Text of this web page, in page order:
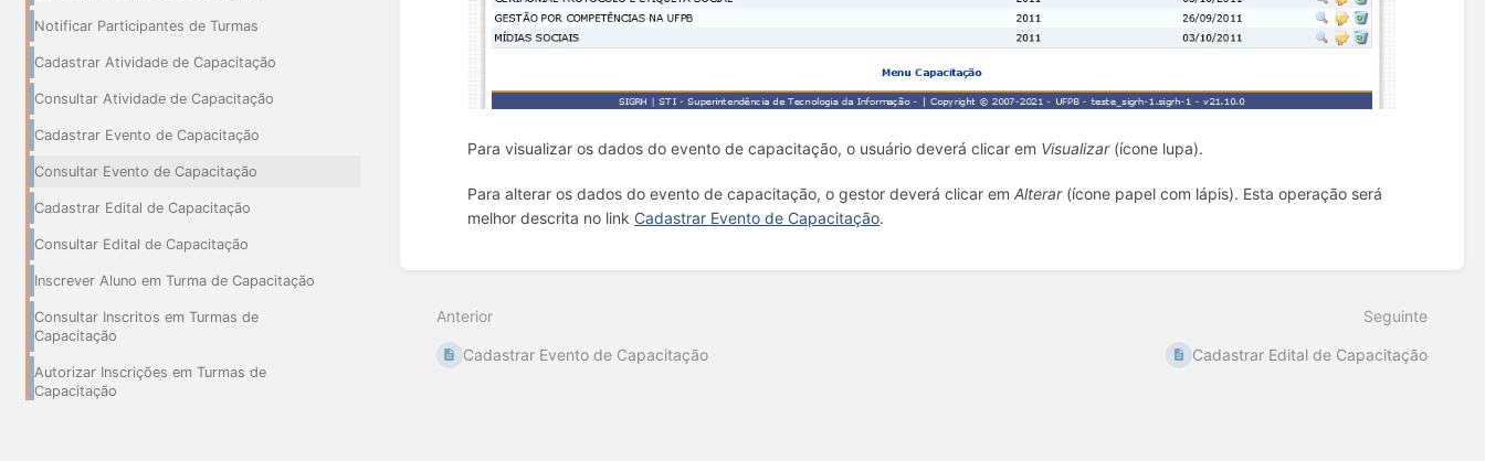
Notificar Participantes de Turmas
Cadastrar Atividade de Capacitação
Consultar Atividade de Capacitação
Cadastrar Evento de Capacitação
Consultar Evento de Capacitação
Cadastrar Edital de Capacitação
Consultar Edital de Capacitação
Inscrever Aluno em Turma de Capacitação
Consultar Inscritos em Turmas de
Capacitação
Autorizar Inscrições em Turmas de
Capacitação
Para visualizar os dados do evento de capacitação, o usuário deverá clicar em Visualizar(ícone lupa).
Para alterar os dados do evento de capacitação, o gestor deverá clicar emAlterar(ícone papel com lápis). Esta operação será
melhor descrita no link Cadastrar Evento de Capacitação.
de
seleção
de
Anterior
Cadastrar Evento de Capacitação
Seguinte
Cadastrar Edital de Capacitação